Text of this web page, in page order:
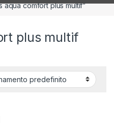
aqua comfort plus multif”
plus multif